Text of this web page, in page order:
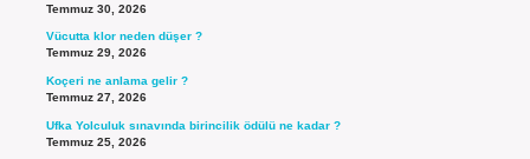
Temmuz 30, 2026
Vücutta klor neden düşer ?
Temmuz 29, 2026
Koçeri ne anlama gelir ?
Temmuz 27, 2026
Ufka Yolculuk sınavında birincilik ödülü ne kadar ?
Temmuz 25, 2026